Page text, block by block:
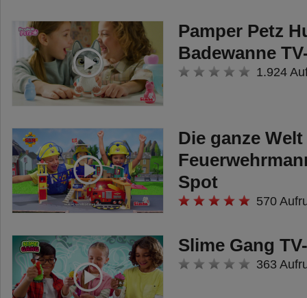
Pamper Petz
Badewanne
1.924
Die ganze
Spot
570
Slime Gang
363